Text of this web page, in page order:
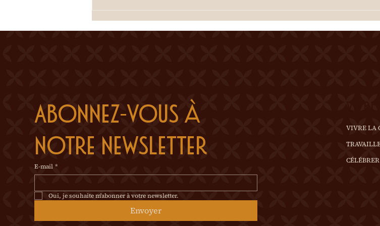
VIVRE LA
Abonnez-vous à
notre newsletter
E-mail *
Oui, je souhaite m'abonner à votre newsletter.
Envoyer
est offerte à l'entracte. En
de temps incertain, se